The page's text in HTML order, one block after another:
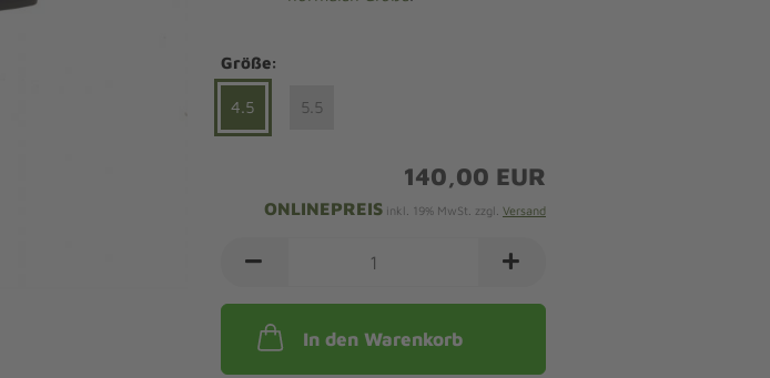
Sandaletten
Größe:
4.5 5.5
140,00 EUR
ONLINEPREISinkl. 19% MwSt. zzgl. Versand
In den Warenkorb